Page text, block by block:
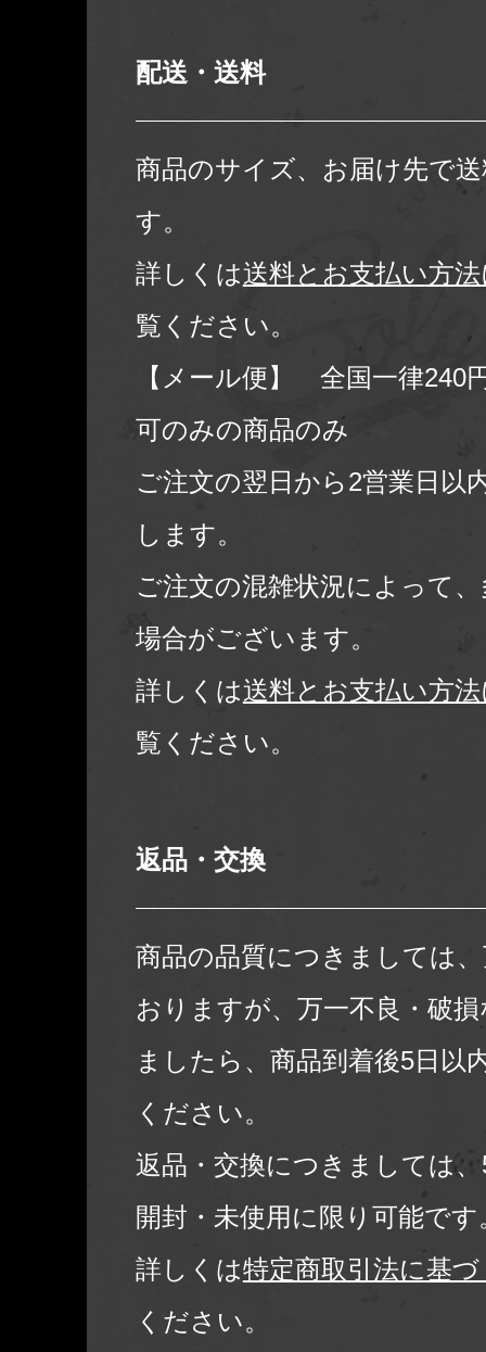
配送・送料
商品のサイズ、お届け先で
す。
詳しくは送料とお支払い方
覧ください。
【メール便】 全国一律240
可のみの商品のみ
ご注文の翌日から2営業日以
します。
ご注文の混雑状況によって
場合がございます。
詳しくは送料とお支払い方
覧ください。
返品・交換
商品の品質につきましては
おりますが、万一不良・破
ましたら、商品到着後5日以
ください。
返品・交換につきましては
開封・未使用に限り可能です
詳しくは特定商取引法に基
ください。